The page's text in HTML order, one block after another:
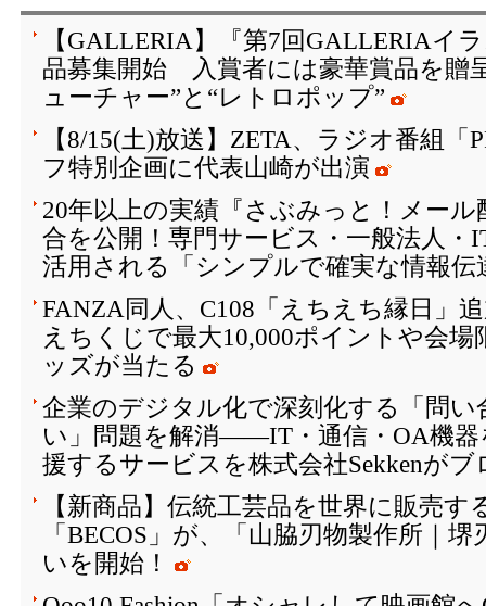
【GALLERIA】『第7回GALLERIAイ
品募集開始 入賞者には豪華賞品を
ューチャー”と“レトロポップ”
【8/15(土)放送】ZETA、ラジオ番組「
フ特別企画に代表山崎が出演
20年以上の実績『さぶみっと！メール
合を公開！専門サービス・一般法人・
活用される「シンプルで確実な情報伝
FANZA同人、C108「えちえち縁日」
えちくじで最大10,000ポイントや会
ッズが当たる
企業のデジタル化で深刻化する「問
い」問題を解消――IT・通信・OA機
援するサービスを株式会社Sekkenがブ
【新商品】伝統工芸品を世界に販売す
「BECOS」が、「山脇刃物製作所｜
いを開始！